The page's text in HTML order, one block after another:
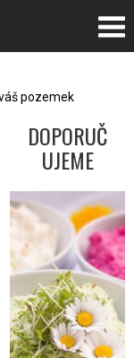
pozemek
DOPORUČ
UJEME
3 nejlepší
letní
pomazánky